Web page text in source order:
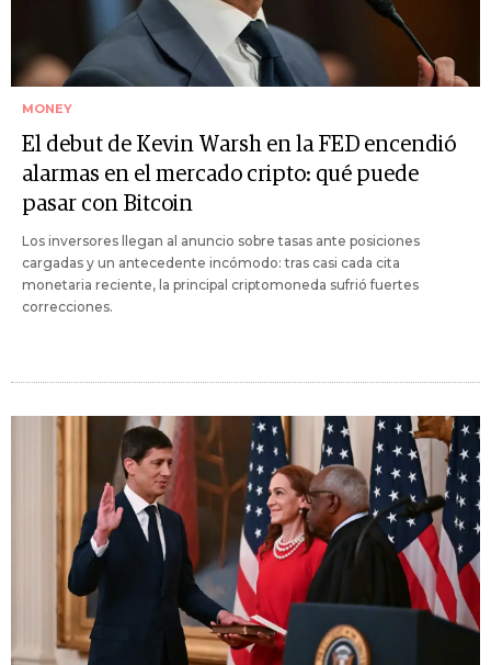
MONEY
El debut de Kevin Warsh en la FED encendió
alarmas en el mercado cripto: qué puede
pasar con Bitcoin
Los inversores llegan al anuncio sobre tasas ante posiciones
cargadas y un antecedente incómodo: tras casi cada cita
monetaria reciente, la principal criptomoneda sufrió fuertes
correcciones.